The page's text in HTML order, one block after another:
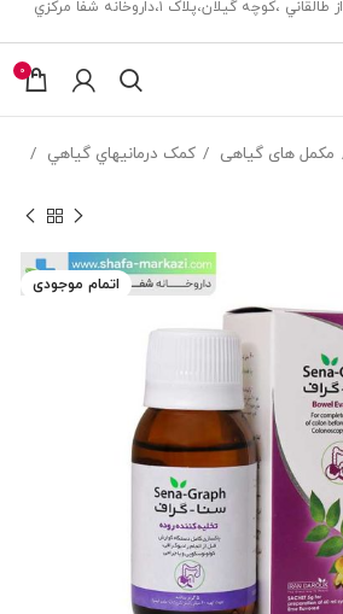
0
مکمل های گیاهی
کمک درمانيهاي گياهي
اتمام موجودی